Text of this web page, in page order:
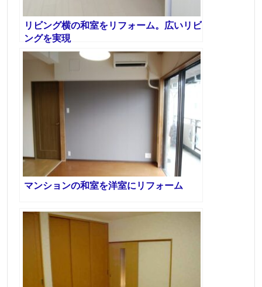
リビング横の和室をリフォーム。広いリビ
ングを実現
マンションの和室を洋室にリフォーム